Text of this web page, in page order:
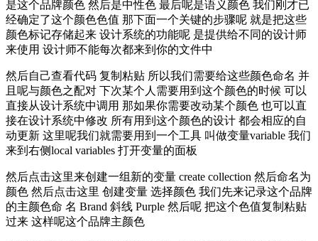
是这个品牌颜色 然后是中性色 最后呢是语义颜色 我们刚才已
经确定了这个颜色色值 那下面一个关键的步骤呢 就是把这些
颜色标记存储起来 设计系统的功能呢 是提供给不同的设计师
来使用 设计师不能每次都来到你的文件中
然后自己查看代码 复制粘贴 所以我们需要给这些颜色命名 并
且呢与颜色之配对 下次某个人需要用到这个颜色的时候 可以
直接从设计系统中调用 那如果你需要改动某个颜色 也可以直
接在设计系统中修改 所有用到这个颜色的设计 都会相应的自
动更新 这里呢我们就需要用到一个工具 叫做变量variable 我们
来到右侧local variables 打开变量的面板
然后点击这里来创建一组新的变量 create collection 然后命名为
颜色 然后点击这里 创建变量 选择颜色 我们先来记录这个品牌
的主颜色命 名 Brand 斜线 Purple 然后呢 把这个色值复制粘贴
过来 这样呢这个品牌主颜色